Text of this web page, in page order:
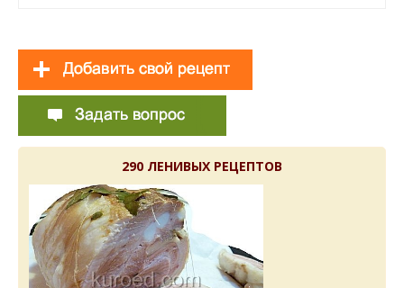
290 ЛЕНИВЫХ РЕЦЕПТОВ